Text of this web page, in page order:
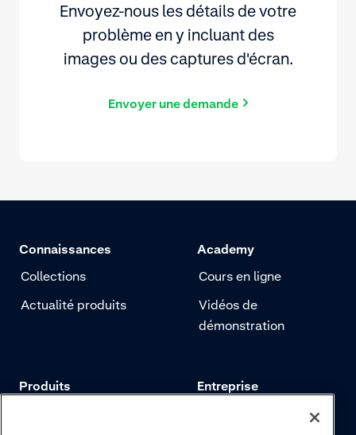
Envoyez-nous les détails de votre
problème en y incluant des
images ou des captures d'écran.
Envoyer une demande
Connaissances
Collections
Actualité produits
Academy
Cours en ligne
Vidéos de
démonstration
Produits
Entreprise